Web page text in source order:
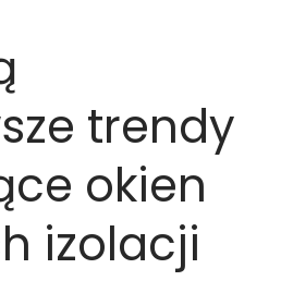
trendy
okien
izolacji